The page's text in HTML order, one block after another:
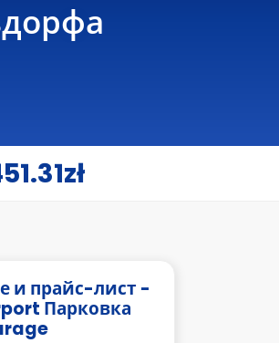
и прайс-лист -
Парковка